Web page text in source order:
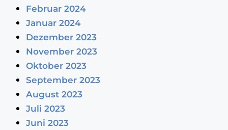
Februar 2024
Januar 2024
Dezember 2023
November 2023
Oktober 2023
September 2023
August 2023
Juli 2023
Juni 2023